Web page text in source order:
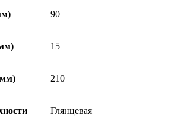
90
15
210
Глянцевая